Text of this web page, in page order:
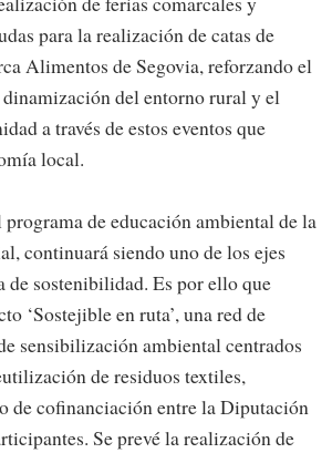
para la realización de catas de
Alimentos de Segovia, reforzando el
del entorno rural y el
a través de estos eventos que
local.
programa de educación ambiental de la
continuará siendo uno de los ejes
de sostenibilidad. Es por ello que
‘Sostejible en ruta’, una red de
sensibilización ambiental centrados
de residuos textiles,
de cofinanciación entre la Diputación
Se prevé la realización de